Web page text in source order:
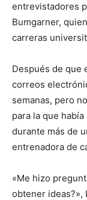
entrevistadores
Bumgarner,
carreras
Después de que
correos
semanas, pero
para la que
durante más de
entrenadora de
«Me hizo
obtener ideas?»,